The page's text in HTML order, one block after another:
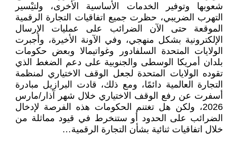
شعوبها وتوفير الخدمات الأساسية الأخرى، ولتيْسير
التهرب الضريبي، حظرت جميع اتفاقيات التجارة الرقمية
الموقعة حتى الآن الضرائب على عمليات الإرسال
الإلكترونية بشكل منهجي، وفي الآونة الأخيرة، وأجبرت
الولايات المتحدة السلفادور وغواتيمالا وبعض حكومات
بلدان أمريكا الوسطى والجنوبية على دعم الضغط الذي
تقوده الولايات المتحدة لجعل الوقف الاختياري لمنظمة
التجارة العالمية دائمًا، ومع ذلك، قادت البرازيل مبادرة
أسفرت عن رفع الوقف الاختياري خلال شهر آذار/مارس
2026، ولكن هل تغتنم الحكومات هذه الفرصة لإدخال
الضرائب على الحدود أو ستنخرط في قيود مماثلة من
خلال اتفاقيات ثنائية بشأن التجارة الرقمية…